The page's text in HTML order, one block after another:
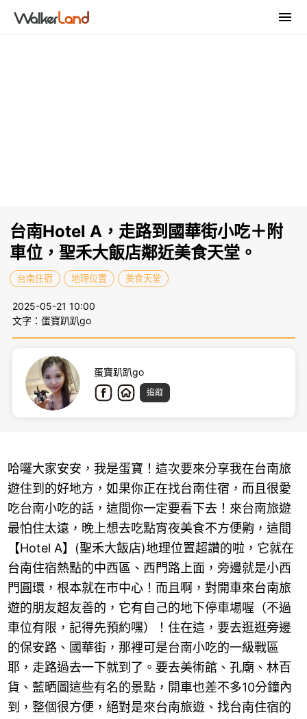
台南Hotel A，走路到國華街小吃＋附
車位，聖禾大飯店鄰近美食天堂。
台南住宿 地理位置 美食天堂
2025-05-21 10:00
文字：蛋寶趴趴go
蛋寶趴趴go
追蹤
哈囉大家安安，我是蛋寶！這次要來分享我在台南旅
遊住到的好地方，如果你正在找台南住宿，而且很愛
吃台南小吃的話，這間你一定要看下去！來台南旅遊
最怕住太遠，晚上想去吃點宵夜美食不方便齁，這間
【Hotel A】(聖禾大飯店)地理位置超讚的啦，它就在
台南住宿熱點的中西區、西門路上面，旁邊就是小西
門圓環，根本就在市中心！而且啊，對開車來台南旅
遊的朋友超友善的，它有自己的地下停車場喔（不過
車位有限，記得先預約嘿）！住在這，要去逛逛旁邊
的保安路、國華街，那裡可是台南小吃的一級戰區
耶，走路過去一下就到了。要去美術館、孔廟、林百
貨、藍晒圖這些有名的景點，開車也差不多10分鐘內
到，整個很方便，絕對是來台南旅遊、找台南住宿的